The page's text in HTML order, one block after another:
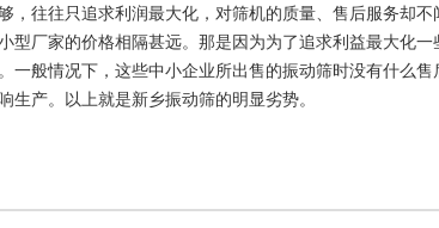
，往往只追求利润最大化，对筛机的质量、售后服务却
型厂家的价格相隔甚远。那是因为为了追求利益最大化
一般情况下，这些中小企业所出售的振动筛时没有什么
生产。以上就是新乡振动筛的明显劣势。